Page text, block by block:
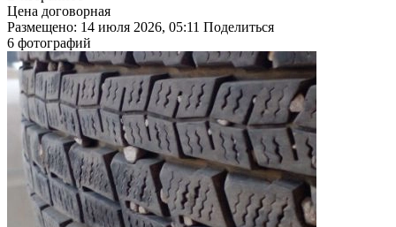
Цена договорная
Размещено: 14 июля 2026, 05:11 Поделиться
6 фотографий